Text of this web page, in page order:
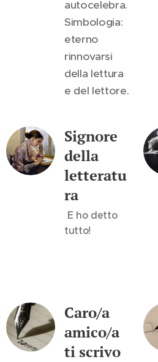
autocelebra.
Simbologia:
eterno
rinnovarsi
della lettura
e del lettore.
Signore
della
letteratu
ra
E ho detto
tutto!
Caro/a
amico/a
ti scrivo